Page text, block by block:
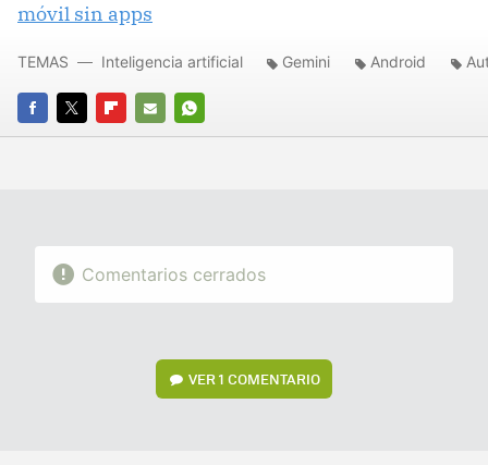
móvil sin apps
FACEBOOK
TWITTERFLIPBOARD
E-
WHATSAPP
TEMAS Inteligencia artificial Gemini Android
Comentarios cerrados
VER1 COMENTARIO